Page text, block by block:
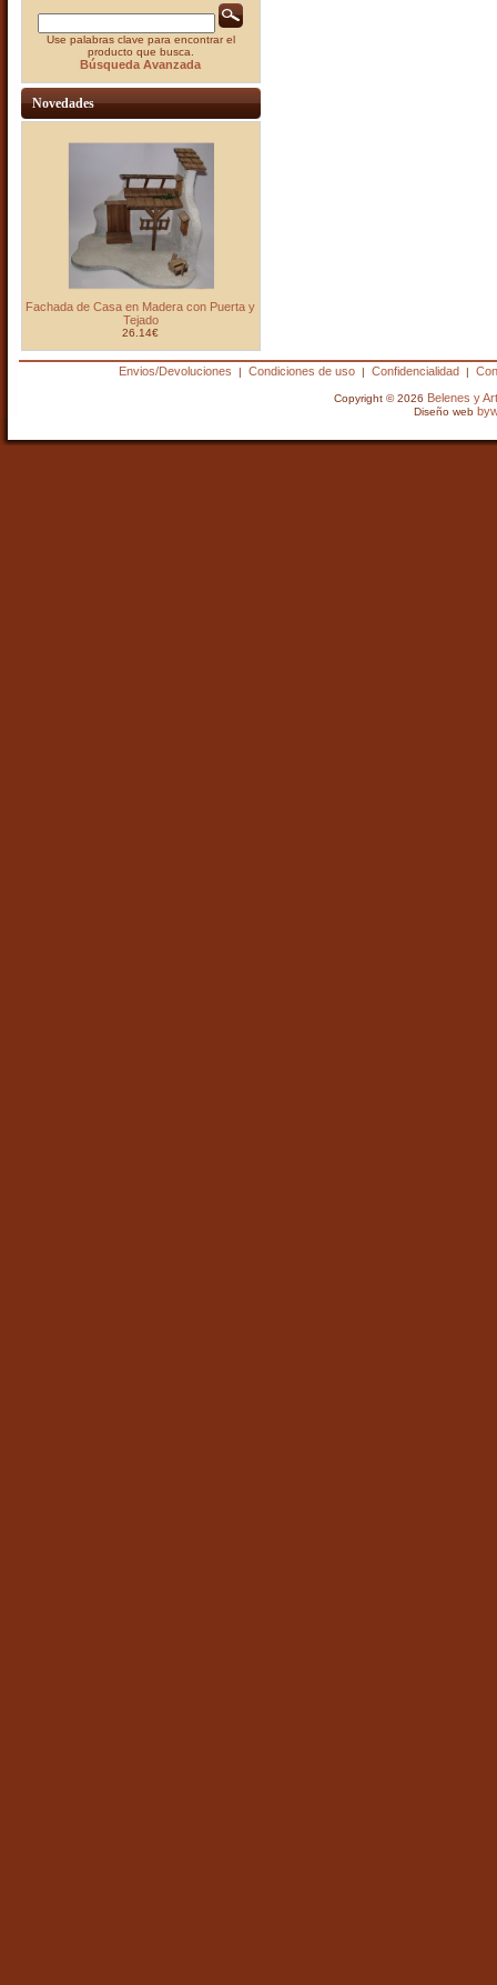
Use palabras clave para encontrar el
producto que busca.
Búsqueda Avanzada
Novedades
Fachada de Casa en Madera con Puerta y
Tejado
26.14€
Envios/Devoluciones | Condiciones de uso| Confidencialidad |
Copyright © 2026 Belenes y
Diseño web